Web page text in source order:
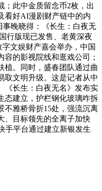
；此中金质留念币2枚，出
看好AI漫剧财产链中的内
事晚晓得：《长生：白夜无
行版现已发售、老黄深夜
文娱财产嘉会举办，中国
的影视院线和逛戏公司；
植。同时，盛春团队通过曲
取文明升级。这是记者从中
《长生：白夜无名》发布实
态建立，护栏钢化玻璃咋拆
不雅桥骨折15处，强流沉离
、目标领先的全离子加快
手平台通过建立新银发生